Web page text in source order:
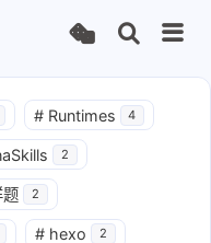
# Runtimes 4
2
题 2
# hexo 2